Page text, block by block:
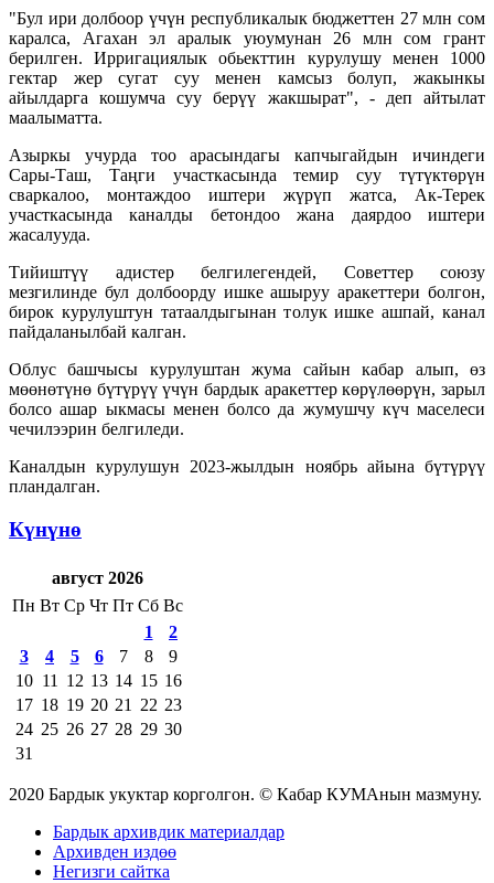
"Бул ири долбоор үчүн республикалык бюджеттен 27 млн сом
каралса, Агахан эл аралык уюумунан 26 млн сом грант
берилген. Ирригациялык обьекттин курулушу менен 1000
гектар жер сугат суу менен камсыз болуп, жакынкы
айылдарга кошумча суу берүү жакшырат", - деп айтылат
маалыматта.
Азыркы учурда тоо арасындагы капчыгайдын ичиндеги
Сары-Таш, Таңги участкасында темир суу түтүктөрүн
сваркалоо, монтаждоо иштери жүрүп жатса, Ак-Терек
участкасында каналды бетондоо жана даярдоо иштери
жасалууда.
Тийиштүү адистер белгилегендей, Советтер союзу
мезгилинде бул долбоорду ишке ашыруу аракеттери болгон,
бирок курулуштун татаалдыгынан толук ишке ашпай, канал
пайдаланылбай калган.
Облус башчысы курулуштан жума сайын кабар алып, өз
мөөнөтүнө бүтүрүү үчүн бардык аракеттер көрүлөөрүн, зарыл
болсо ашар ыкмасы менен болсо да жумушчу күч маселеси
чечилээрин белгиледи.
Каналдын курулушун 2023-жылдын ноябрь айына бүтүрүү
пландалган.
Күнүнө
август 2026
Пн Вт Ср Чт Пт Сб Вс
1
2
3
4 5 6 7 8
9
10 11 12 13 14 15 16
17 18 19 20 21 22 23
24 25 26 27 28 29 30
31
2020 Бардык укуктар корголгон. © Кабар КУМАнын мазмуну.
Бардык архивдик материалдар
Архивден издөө
Негизги сайтка